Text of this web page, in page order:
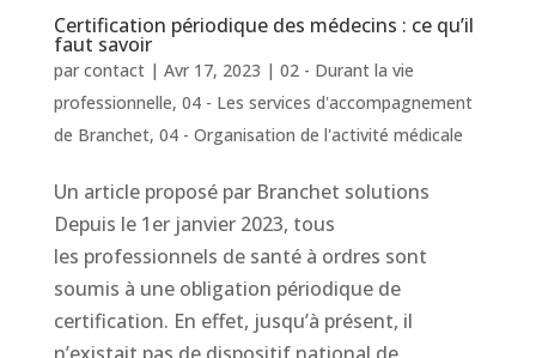
Certification périodique des médecins : ce qu’il
faut savoir
par contact| Avr 17, 2023 | 02 - Durant la vie
professionnelle, 04 - Les services d'accompagnement
de Branchet, 04 - Organisation de l'activité médicale
Un article proposé par Branchet solutions
Depuis le 1er janvier 2023, tous
les professionnels de santé à ordres sont
soumis à une obligation périodique de
certification. En effet, jusqu’à présent, il